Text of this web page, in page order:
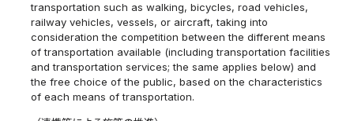
transportation such as walking, bicycles, road vehicles,
railway vehicles, vessels, or aircraft, taking into
consideration the competition between the different means
of transportation available (including transportation facilities
and transportation services; the same applies below) and
the free choice of the public, based on the characteristics
of each means of transportation.